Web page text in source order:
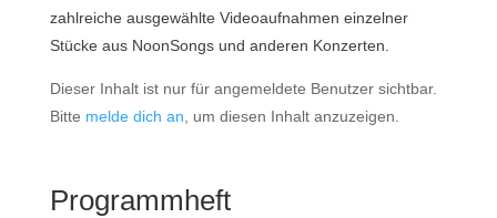
zahlreiche ausgewählte Videoaufnahmen einzelner
Stücke aus NoonSongs und anderen Konzerten.
Dieser Inhalt ist nur für angemeldete Benutzer sichtbar.
Bitte melde dich an , um diesen Inhalt anzuzeigen.
Programmheft